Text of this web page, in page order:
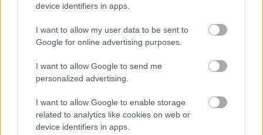
device identifiers in apps.
I want to allow my user data to be sent to
Google for online advertising purposes.
I want to allow Google to send me
personalized advertising.
I want to allow Google to enable storage
related to analytics like cookies on web or
device identifiers in apps.
Megvan, hová igazolhat az ETO magyar válogatott
játékosa
Törökországban folytatódhat a 21 éves középpályás pályafutása.
2026.08.07.